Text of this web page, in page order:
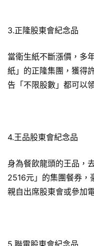
3.正隆股東會紀念品
當衛生紙不斷漲價，多
紙」的正隆集團，獲得
告「不限股數」都可以
4.王品股東會紀念品
身為餐飲龍頭的王品，
2516元」的集團餐券，
親自出席股東會或參加
5.聯電股東會紀念品